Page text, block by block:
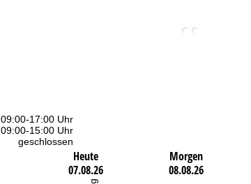
09:00-17:00 Uhr
09:00-15:00 Uhr
geschlossen
Heute
07.08.26
Morgen
08.08.26